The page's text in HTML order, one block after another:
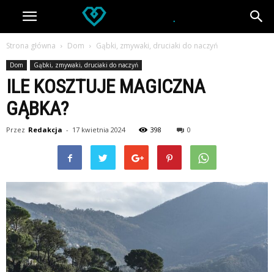
Strona główna Dom Gąbki, zmywaki, druciaki do naczyń
Dom Gąbki, zmywaki, druciaki do naczyń
ILE KOSZTUJE MAGICZNA
GĄBKA?
Przez Redakcja - 17 kwietnia 2024 398 0